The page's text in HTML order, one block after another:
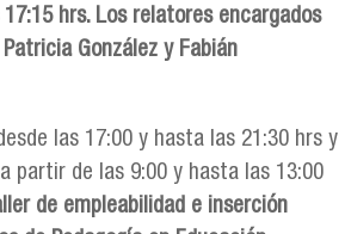
hrs. Los relatores encargados
González y Fabián
las 17:00 y hasta las 21:30 hrs y
partir de las 9:00 y hasta las 13:00
de empleabilidad e inserción